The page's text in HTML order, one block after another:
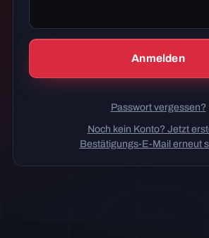
Anmelden
Passwort vergessen?
Noch kein Konto? Jetzt
Bestätigungs-E-Mail erneut